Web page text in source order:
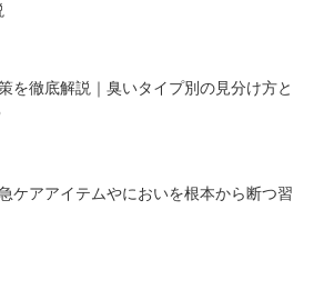
を徹底解説｜臭いタイプ別の見分け方と
ケアアイテムやにおいを根本から断つ習